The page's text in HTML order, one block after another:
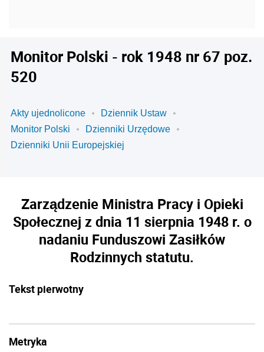
Monitor Polski - rok 1948 nr 67 poz.
520
Akty ujednolicone
Dziennik Ustaw
Monitor Polski
Dzienniki Urzędowe
Dzienniki Unii Europejskiej
Zarządzenie Ministra Pracy i Opieki
Społecznej z dnia 11 sierpnia 1948 r. o
nadaniu Funduszowi Zasiłków
Rodzinnych statutu.
Tekst pierwotny
Metryka